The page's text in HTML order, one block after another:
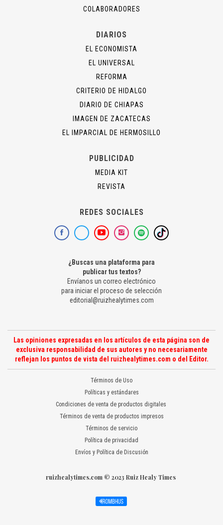
COLABORADORES
DIARIOS
EL ECONOMISTA
EL UNIVERSAL
REFORMA
CRITERIO DE HIDALGO
DIARIO DE CHIAPAS
IMAGEN DE ZACATECAS
EL IMPARCIAL DE HERMOSILLO
PUBLICIDAD
MEDIA KIT
REVISTA
REDES SOCIALES
¿Buscas una plataforma para
publicar tus textos?
Envíanos un correo electrónico
para iniciar el proceso de selección
editorial@ruizhealytimes.com
Las opiniones expresadas en los artículos de esta página son de
exclusiva responsabilidad de sus autores y no necesariamente
reflejan los puntos de vista del ruizhealytimes.com o del Editor.
Términos de Uso
Políticas y estándares
Condiciones de venta de productos digitales
Términos de venta de productos impresos
Términos de servicio
Política de privacidad
Envíos y Política de Discusión
ruizhealytimes.com © 2023 Ruiz Healy Times